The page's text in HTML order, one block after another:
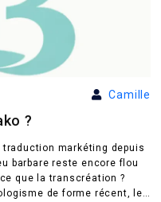
Camille
?
markéting depuis
barbare reste encore flou
que la transcréation ?
de forme récent, le